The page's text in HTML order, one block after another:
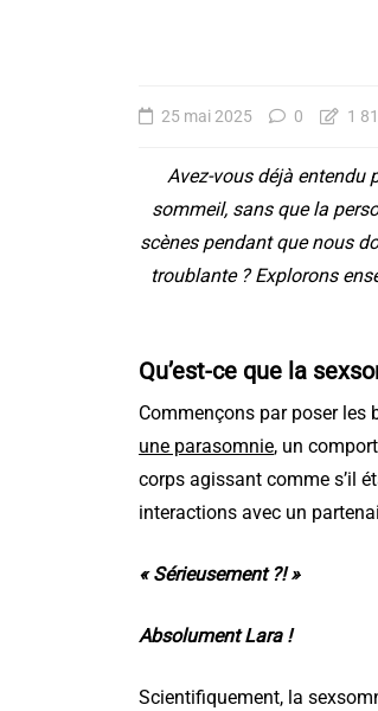
25 mai 2025 0 1
Avez-vous déjà entendu
sommeil, sans que la
scènes pendant que nous
troublante ? Explorons
Qu’est-ce que la
Commençons par poser les
une parasomnie, un
corps agissant comme s’il
interactions avec un
« Sérieusement ?! »
Absolument Lara !
Scientifiquement, la
Crise
pas en
(même si
croit)